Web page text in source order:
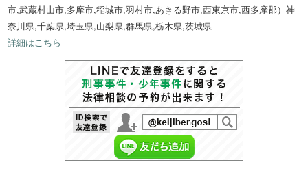
市,武蔵村山市,多摩市,稲城市,羽村市,あきる野市,西東京市,西多摩郡）神
奈川県,千葉県,埼玉県,山梨県,群馬県,栃木県,茨城県
詳細はこちら